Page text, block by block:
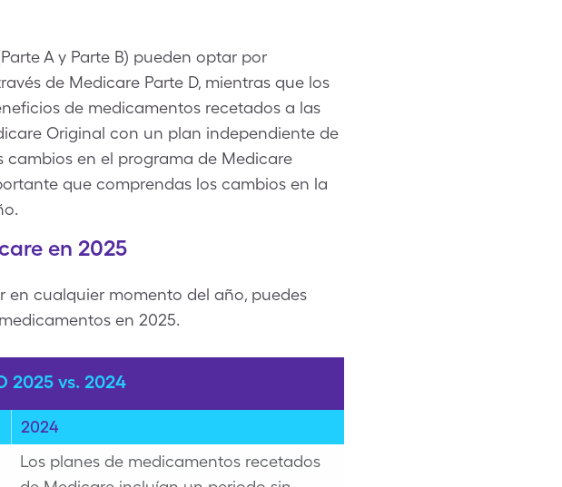
A y Parte B) pueden optar por
de Medicare Parte D, mientras que los
de medicamentos recetados a las
Original con un plan independiente de
cambios en el programa de Medicare
que comprendas los cambios en la
en 2025
en cualquier momento del año, puedes
en 2025.
2025 vs. 2024
2024
Los planes de medicamentos recetados